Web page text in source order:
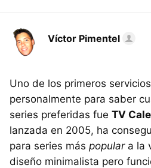
Víctor Pimentel
Uno de los primeros
personalmente para saber
series preferidas fue TV
lanzada en 2005, ha
para series más populara la
diseño minimalista pero